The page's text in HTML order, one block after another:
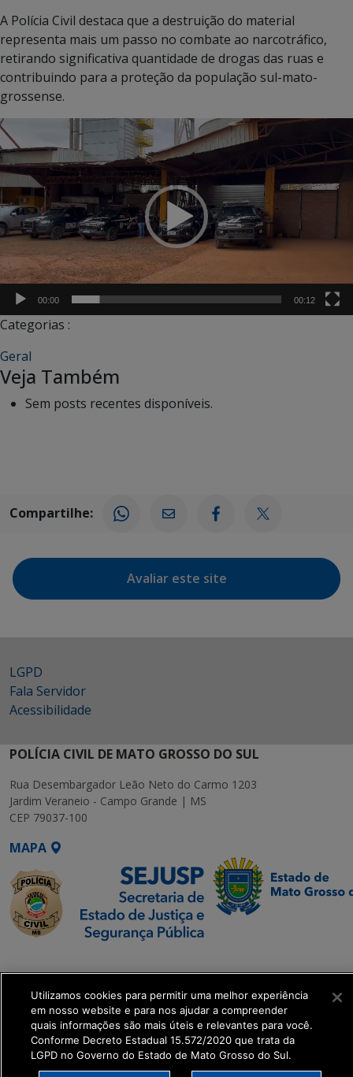
A Polícia Civil destaca que a destruição do material
representa mais um passo no combate ao narcotráfico,
retirando significativa quantidade de drogas das ruas e
contribuindo para a proteção da população sul-mato-
grossense.
Tocador
de
vídeo
00:00 00:12
Categorias :
Geral
Veja Também
Sem posts recentes disponíveis.
Compartilhe:
Avaliar este site
LGPD
Fala Servidor
Acessibilidade
POLÍCIA CIVIL DE MATO GROSSO DO SUL
Rua Desembargador Leão Neto do Carmo 1203
Jardim Veraneio - Campo Grande | MS
CEP 79037-100
MAPA
Executiva de
Transformação Digital
get_footer();
Utilizamos cookies para permitir uma melhor experiência
em nosso website e para nos ajudar a compreender
quais informações são mais úteis e relevantes para você.
Conforme Decreto Estadual 15.572/2020 que trata da
LGPD no Governo do Estado de Mato Grosso do Sul.